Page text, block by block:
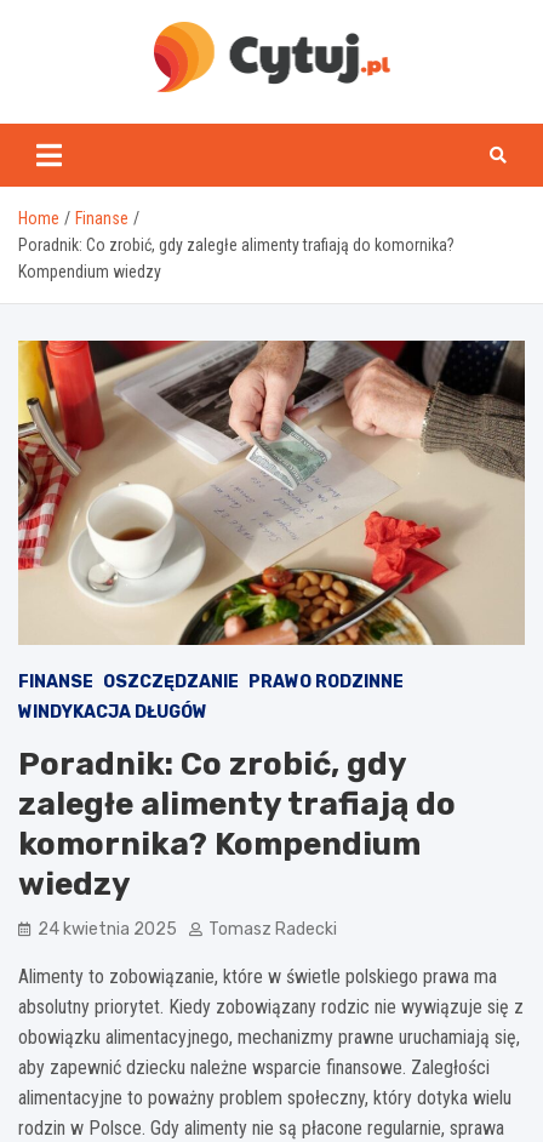
www.cytuj.pl
Home
Finanse
Poradnik: Co zrobić, gdy zaległe alimenty trafiają do komornika?
Kompendium wiedzy
FINANSE OSZCZĘDZANIE
PRAWO RODZINNE
WINDYKACJA DŁUGÓW
Poradnik: Co zrobić, gdy
zaległe alimenty trafiają do
komornika? Kompendium
wiedzy
24 kwietnia 2025 Tomasz Radecki
Alimenty to zobowiązanie, które w świetle polskiego prawa ma
absolutny priorytet. Kiedy zobowiązany rodzic nie wywiązuje się z
obowiązku alimentacyjnego, mechanizmy prawne uruchamiają się,
aby zapewnić dziecku należne wsparcie finansowe. Zaległości
alimentacyjne to poważny problem społeczny, który dotyka wielu
rodzin w Polsce. Gdy alimenty nie są płacone regularnie, sprawa